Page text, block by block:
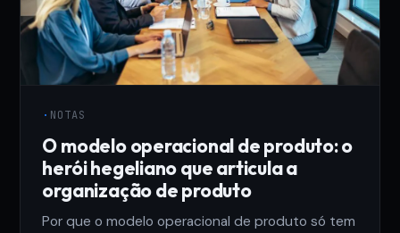
· NOTAS
O modelo operacional de produto: o
herói hegeliano que articula a
organização de produto
Por que o modelo operacional de produto só tem